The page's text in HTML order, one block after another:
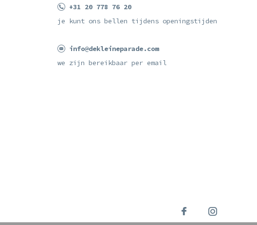
+31 20 778 76 20
je kunt ons bellen tijdens openingstijden
info@dekleineparade.com
we zijn bereikbaar per email